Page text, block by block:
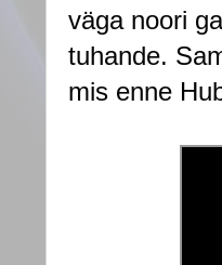
väga noori
tuhande.
mis enne